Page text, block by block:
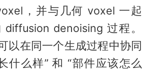
，并与几何 voxel 一起
denoising 过程。
以在同一个生成过程中协同
什么样” 和 “部件应该怎么